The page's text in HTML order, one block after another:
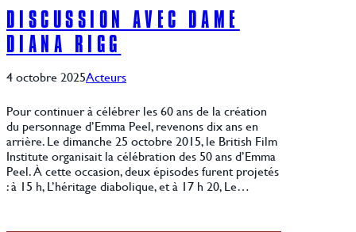
DISCUSSION AVEC DAME
DIANA RIGG
4 octobre 2025Acteurs
Pour continuer à célébrer les 60 ans de la création
du personnage d’Emma Peel, revenons dix ans en
arrière. Le dimanche 25 octobre 2015, le British Film
Institute organisait la célébration des 50 ans d’Emma
Peel. À cette occasion, deux épisodes furent projetés
: à 15 h, L’héritage diabolique, et à 17 h 20, Le…